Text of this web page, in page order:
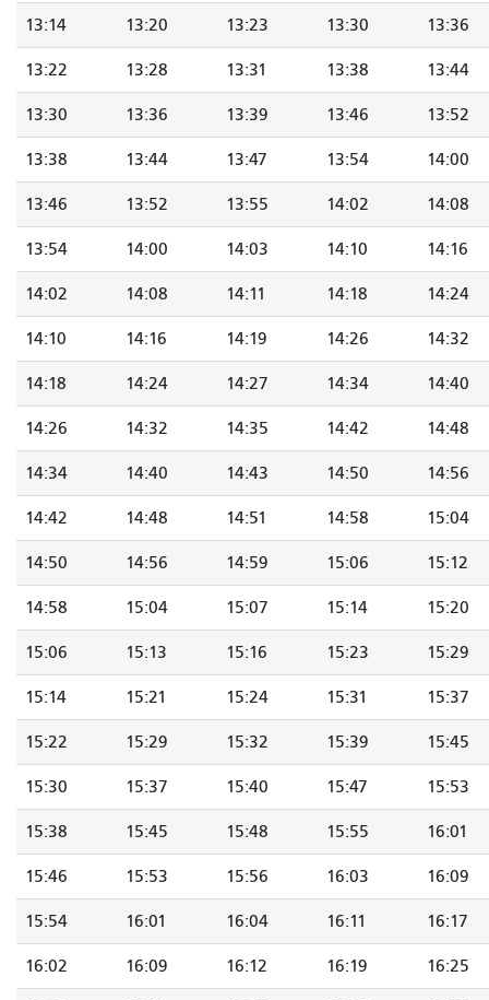
13:14 13:20 13:23 13:30 13:36
13:22 13:28 13:31 13:38 13:44
13:30 13:36 13:39 13:46 13:52
13:38 13:44 13:47 13:54 14:00
13:46 13:52 13:55 14:02 14:08
13:54 14:00 14:03 14:10 14:16
14:02 14:08 14:11 14:18 14:24
14:10 14:16 14:19 14:26 14:32
14:18 14:24 14:27 14:34 14:40
14:26 14:32 14:35 14:42 14:48
14:34 14:40 14:43 14:50 14:56
14:42 14:48 14:51 14:58 15:04
14:50 14:56 14:59 15:06 15:12
14:58 15:04 15:07 15:14 15:20
15:06 15:13 15:16 15:23 15:29
15:14 15:21 15:24 15:31 15:37
15:22 15:29 15:32 15:39 15:45
15:30 15:37 15:40 15:47 15:53
15:38 15:45 15:48 15:55 16:01
15:46 15:53 15:56 16:03 16:09
15:54 16:01 16:04 16:11 16:17
16:02 16:09 16:12 16:19 16:25